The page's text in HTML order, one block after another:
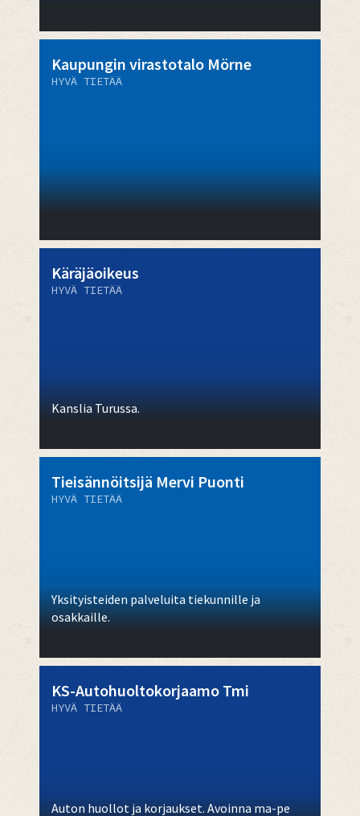
Kaupungin virastotalo Mörne
HYVÄ TIETÄÄ
Käräjäoikeus
HYVÄ TIETÄÄ
Kanslia Turussa.
Tieisännöitsijä Mervi Puonti
HYVÄ TIETÄÄ
Yksityisteiden palveluita tiekunnille ja
osakkaille.
KS-Autohuoltokorjaamo Tmi
HYVÄ TIETÄÄ
Auton huollot ja korjaukset. Avoinna ma-pe